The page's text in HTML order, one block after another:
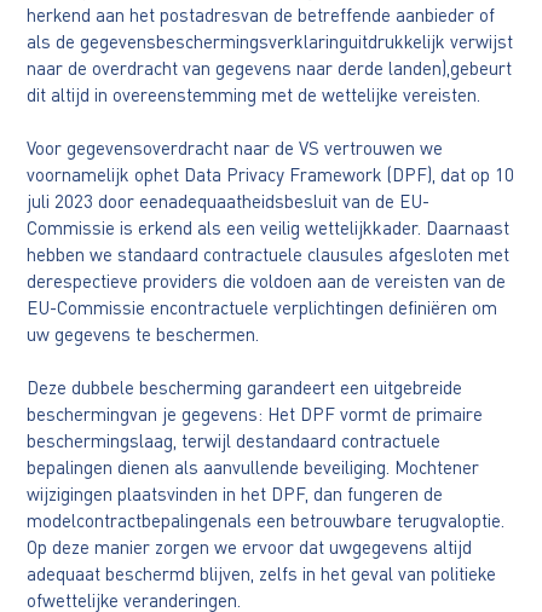
herkend aan het postadresvan de betreffende aanbieder of
als de gegevensbeschermingsverklaringuitdrukkelijk verwijst
naar de overdracht van gegevens naar derde landen),gebeurt
dit altijd in overeenstemming met de wettelijke vereisten.
Voor gegevensoverdracht naar de VS vertrouwen we
voornamelijk ophet Data Privacy Framework (DPF), dat op 10
juli 2023 door eenadequaatheidsbesluit van de EU-
Commissie is erkend als een veilig wettelijkkader. Daarnaast
hebben we standaard contractuele clausules afgesloten met
derespectieve providers die voldoen aan de vereisten van de
EU-Commissie encontractuele verplichtingen definiëren om
uw gegevens te beschermen.
Deze dubbele bescherming garandeert een uitgebreide
beschermingvan je gegevens: Het DPF vormt de primaire
beschermingslaag, terwijl destandaard contractuele
bepalingen dienen als aanvullende beveiliging. Mochtener
wijzigingen plaatsvinden in het DPF, dan fungeren de
modelcontractbepalingenals een betrouwbare terugvaloptie.
Op deze manier zorgen we ervoor dat uwgegevens altijd
adequaat beschermd blijven, zelfs in het geval van politieke
ofwettelijke veranderingen.